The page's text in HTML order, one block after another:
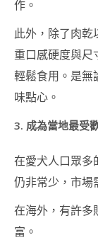
COURSE)
鮮忌廉藝術造
講師證書課程
(WHIPPED
CAKE
派對裝飾蛋糕
DECORATION
INSTRUCTOR
COURSE)
裱花蛋糕講師
作。
此外，除了肉
重口感硬度與尺
輕鬆食用。是無
味點心。
3. 成為當地最受
在愛犬人口眾多
仍非常少，市場
在海外，有許多
富。